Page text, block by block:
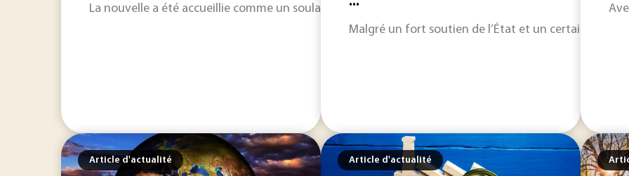
La nouvelle a été accueillie comme un soulagement par le secteur automobile. Bruxelles vient de
Malgré un fort soutien de l’État et un certain
Article d'actualité Article d'actualité